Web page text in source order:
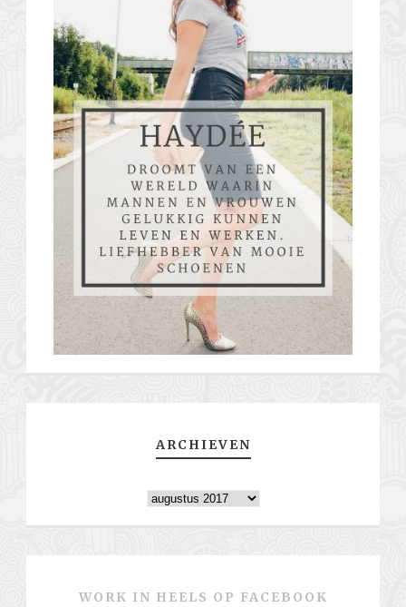
ARCHIEVEN
Archieven
WORK IN HEELS OP FACEBOOK